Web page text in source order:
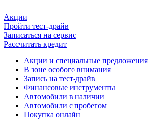
Акции
Пройти тест-драйв
Записаться на сервис
Рассчитать кредит
Акции и специальные предложения
В зоне особого внимания
Запись на тест-драйв
Финансовые инструменты
Автомобили в наличии
Автомобили с пробегом
Покупка онлайн